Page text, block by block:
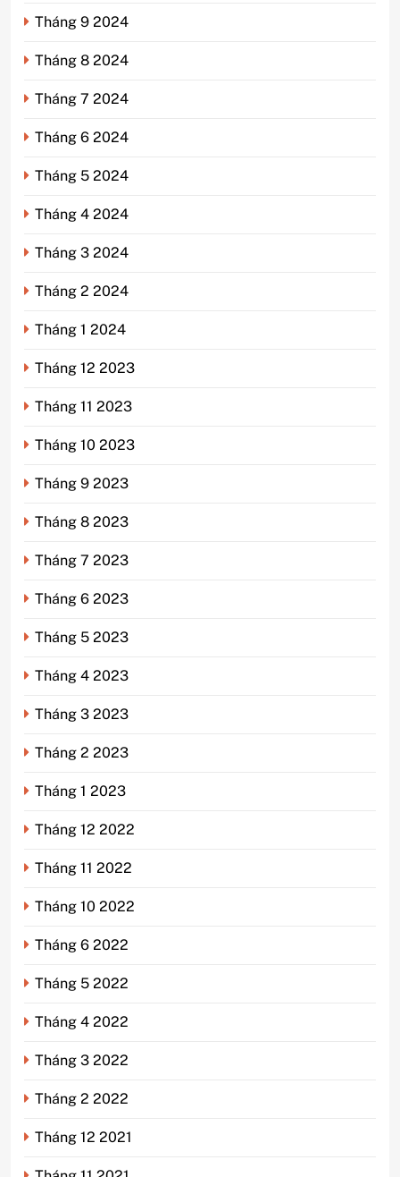
Tháng 9 2024
Tháng 8 2024
Tháng 7 2024
Tháng 6 2024
Tháng 5 2024
Tháng 4 2024
Tháng 3 2024
Tháng 2 2024
Tháng 1 2024
Tháng 12 2023
Tháng 11 2023
Tháng 10 2023
Tháng 9 2023
Tháng 8 2023
Tháng 7 2023
Tháng 6 2023
Tháng 5 2023
Tháng 4 2023
Tháng 3 2023
Tháng 2 2023
Tháng 1 2023
Tháng 12 2022
Tháng 11 2022
Tháng 10 2022
Tháng 6 2022
Tháng 5 2022
Tháng 4 2022
Tháng 3 2022
Tháng 2 2022
Tháng 12 2021